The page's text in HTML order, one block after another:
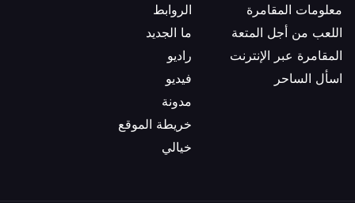
معلومات المقامرة
اللعب من أجل المتعة
المقامرة عبر الإنترنت
اسأل الساحر
الروابط
ما الجديد
راديو
فيديو
مدونة
خريطة الموقع
خيالي